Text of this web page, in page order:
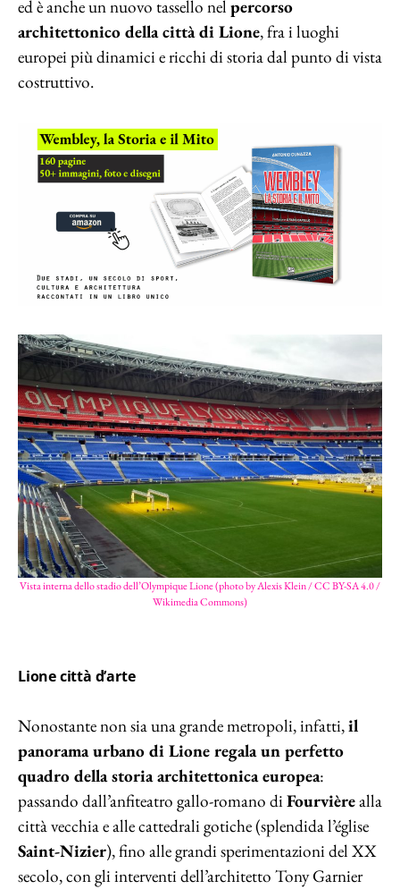
ed è anche un nuovo tassello nel percorso
architettonico della città di Lione, fra i luoghi
europei più dinamici e ricchi di storia dal punto di vista
costruttivo.
Vista interna dello stadio dell’Olympique Lione (photo by Alexis Klein / CC BY-SA 4.0 /
Wikimedia Commons)
Lione città d’arte
Nonostante non sia una grande metropoli, infatti,il
panorama urbano di Lione regala un perfetto
quadro della storia architettonica europea:
passando dall’anfiteatro gallo-romano diFourvièrealla
città vecchia e alle cattedrali gotiche (splendida l’église
Saint-Nizier), fino alle grandi sperimentazioni del XX
secolo, con gli interventi dell’architetto Tony Garnier